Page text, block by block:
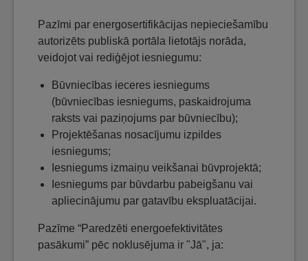
Pazīmi par energosertifikācijas nepieciešamību
autorizēts publiskā portāla lietotājs norāda,
veidojot vai rediģējot iesniegumu:
Būvniecības ieceres iesniegums
(būvniecības iesniegums, paskaidrojuma
raksts vai paziņojums par būvniecību);
Projektēšanas nosacījumu izpildes
iesniegums;
Iesniegums izmaiņu veikšanai būvprojektā;
Iesniegums par būvdarbu pabeigšanu vai
apliecinājumu par gatavību ekspluatācijai.
Pazīme “Paredzēti energoefektivitātes
pasākumi” pēc noklusējuma ir "Jā", ja: